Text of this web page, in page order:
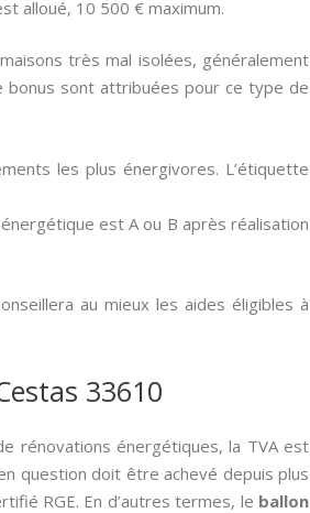
alloué, 10 500 € maximum.
très mal isolées, généralement
bonus sont attribuées pour ce type de
les plus énergivores. L’étiquette
est A ou B après réalisation
au mieux les aides éligibles à
33610
rénovations énergétiques, la TVA est
question doit être achevé depuis plus
RGE. En d’autres termes, le ballon